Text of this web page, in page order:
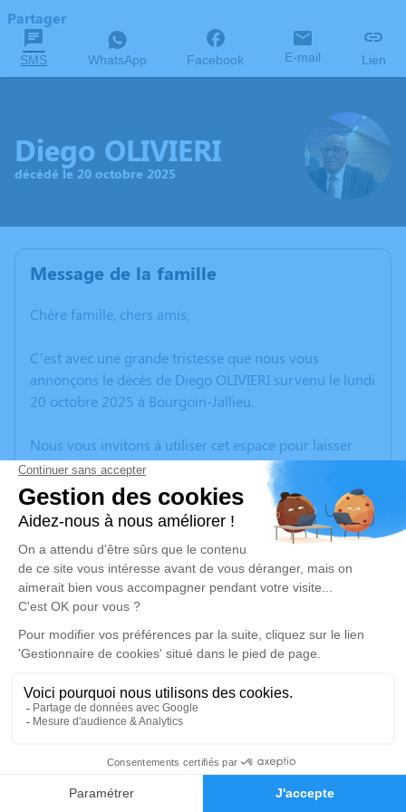
Faire-part Hommages
Partager
SMS WhatsApp Facebook E-mail Lien
Diego OLIVIERI
décédé le 20 octobre 2025
Message de la famille
Chère famille, chers amis,
C’est avec une grande tristesse que nous vous
annonçons le décès de Diego OLIVIERI survenu le lundi
20 octobre 2025 à Bourgoin-Jallieu.
Nous vous invitons à utiliser cet espace pour laisser
vos condoléances, partager des photos souvenirs, une
anecdote ou exprimer vos pensées à travers des
poèmes ou des textes. Cet endroit est un lieu
d'expression dédié à honorer la mémoire de Diego
OLIVIERI.
Un service de plantation d’arbre hommage est
disponible ici.
Je rends hommage
Cérémonie
Eglise de SERMERIEU
38510 Sermérieu